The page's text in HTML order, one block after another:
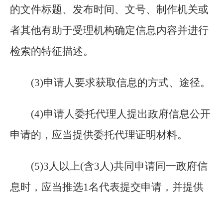
的文件标题、发布时间、文号、制作机关或
者其他有助于受理机构确定信息内容并进行
检索的特征描述。
(3)申请人要求获取信息的方式、途径。
(4)申请人委托代理人提出政府信息公开
申请的，应当提供委托代理证明材料。
(5)3人以上(含3人)共同申请同一政府信
息时，应当推选1名代表提交申请，并提供